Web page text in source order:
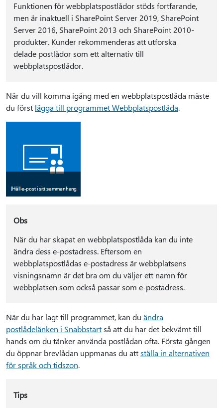
Funktionen för webbplatspostlådor stöds fortfarande,
men är inaktuell i SharePoint Server 2019, SharePoint
Server 2016, SharePoint 2013 och SharePoint 2010-
produkter. Kunder rekommenderas att utforska
delade postlådor som ett alternativ till
webbplatspostlådor.
När du vill komma igång med en webbplatspostlåda måste
du först lägga till programmet Webbplatspostlåda.
Obs
När du har skapat en webbplatspostlåda kan du inte
ändra dess e-postadress. Eftersom en
webbplatspostlådas e-postadress är webbplatsens
visningsnamn är det bra om du väljer ett namn för
webbplatsen som också passar som e-postadress.
När du har lagt till programmet, kan du ändra
postlådelänken i Snabbstartså att du har det bekvämt till
hands om du tänker använda postlådan ofta. Första gången
du öppnar brevlådan uppmanas du attställa in alternativen
för språk och tidszon.
Tips